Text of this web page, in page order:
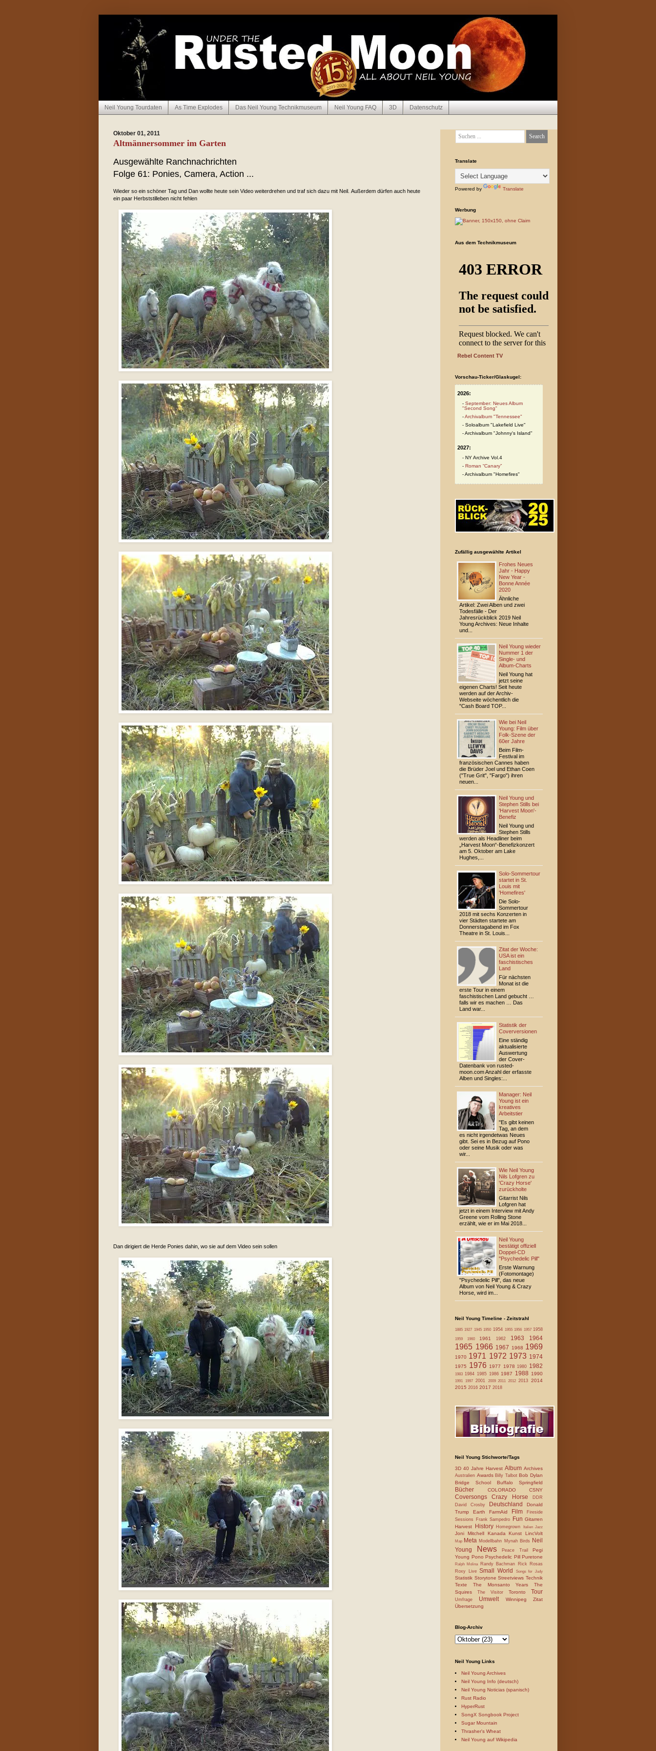
Neil Young Tourdaten As Time Explodes Das Neil Young Technikmuseum Neil Young FAQ 3D Datenschutz
Oktober 01, 2011
Altmännersommer im Garten
Ausgewählte Ranchnachrichten
Folge 61: Ponies, Camera, Action ...
Wieder so ein schöner Tag und Dan wollte heute sein Video weiterdrehen und traf sich dazu mit Neil. Außerdem dürfen auch heute
ein paar Herbststilleben nicht fehlen
Dan dirigiert die Herde Ponies dahin, wo sie auf dem Video sein sollen
Translate
Powered by Translate
Werbung
Aus dem Technikmuseum
Rebel Content TV
Vorschau-Ticker/Glaskugel:
2026:
September: Neues Album
"Second Song"
Archivalbum "Tennessee"
Soloalbum "Lakefield Live"
Archivalbum "Johnny's Island"
2027:
NY Archive Vol.4
Roman “Canary”
Archivalbum "Homefires"
Zufällig ausgewählte Artikel
Frohes Neues
Jahr - Happy
New Year -
Bonne Année
2020
Ähnliche
Artikel: Zwei Alben und zwei
Todesfälle - Der
Jahresrückblick 2019 Neil
Young Archives: Neue Inhalte
und...
Neil Young wieder
Nummer 1 der
Single- und
Album-Charts
Neil Young hat
jetzt seine
eigenen Charts! Seit heute
werden auf der Archiv-
Webseite wöchentlich die
"Cash Board TOP...
Wie bei Neil
Young: Film über
Folk-Szene der
60er Jahre
Beim Film-
Festival im
französischen Cannes haben
die Brüder Joel und Ethan Coen
("True Grit", "Fargo") ihren
neuen...
Neil Young und
Stephen Stills bei
'Harvest Moon'-
Benefiz
Neil Young und
Stephen Stills
werden als Headliner beim
„Harvest Moon“-Benefizkonzert
am 5. Oktober am Lake
Hughes,...
Solo-Sommertour
startet in St.
Louis mit
'Homefires'
Die Solo-
Sommertour
2018 mit sechs Konzerten in
vier Städten startete am
Donnerstagabend im Fox
Theatre in St. Louis...
Zitat der Woche:
USA ist ein
faschistisches
Land
Für nächsten
Monat ist die
erste Tour in einem
faschistischen Land gebucht …
falls wir es machen … Das
Land war...
Statistik der
Coverversionen
Eine ständig
aktualisierte
Auswertung
der Cover-
Datenbank von rusted-
moon.com Anzahl der erfasste
Alben und Singles:...
Manager: Neil
Young ist ein
kreatives
Arbeitstier
"Es gibt keinen
Tag, an dem
es nicht irgend­etwas Neues
gibt. Sei es in Bezug auf Pono
oder seine Musik oder was
wir...
Wie Neil Young
Nils Lofgren zu
'Crazy Horse'
zurückholte
Gitarrist Nils
Lofgren hat
jetzt in einem Interview mit Andy
Greene vom Rolling Stone
erzählt, wie er im Mai 2018...
Neil Young
bestätigt offiziell
Doppel-CD
"Psychedelic Pill"
Erste Warnung
(Fotomontage)
"Psychedelic Pill", das neue
Album von Neil Young & Crazy
Horse, wird im...
Neil Young Timeline - Zeitstrahl
18851927 19451950 1954 19551956 1957 1958
1959 1960 1961 1962 1963 1964
1965 1966 1967 1968 1969
1970 1971 1972 1973 1974
1975 1976 1977 19781980 1982
1983 1984 1985 19861987 19881990
1991 1997 2001 20092011201220132014
2015 2016 2017 2018
Neil Young Stichworte/Tags
3D 40 Jahre Harvest Album Archives
Australien Awards Billy Talbot Bob Dylan
Bridge School Buffalo Springfield
Bücher COLORADO CSNY
CoversongsCrazy HorseDDR
David Crosby
Deutschland
Donald
Trump Earth FarmAid Film
Fireside
Sessions
Frank Sampedro Fun Gitarren
Harvest
History Homegrown Italien Jazz
Joni Mitchell Kanada Kunst LincVolt
Map MetaModellbahn Mynah Birds
Neil
Young
News Peace Trail Pegi
Young Pono Psychedelic Pill Puretone
Ralph Molina Randy Bachman
Rick Rosas
Roxy LiveSmall World Songs for Judy
Statistik StorytoneStreetviewsTechnik
Texte The Monsanto Years The
Squires The Visitor Toronto Tour
Umfrage Umwelt WinnipegZitat
Übersetzung
Blog-Archiv
Neil Young Links
Neil Young Archives
Neil Young Info (deutsch)
Neil Young Noticias (spanisch)
Rust Radio
HyperRust
SongX Songbook Project
Sugar Mountain
Thrasher's Wheat
Neil Young auf Wikipedia